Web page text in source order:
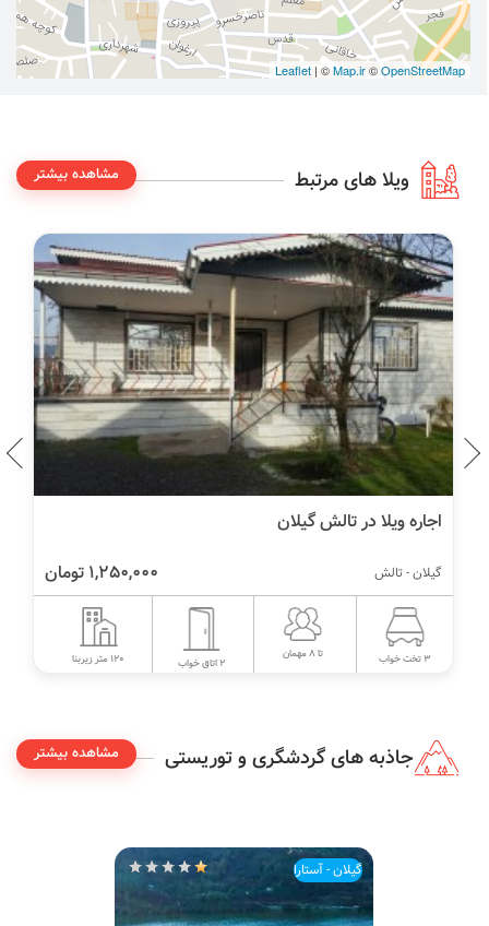
Leaflet | ©Map.ir©OpenStreetMap
ویلا های مرتبط مشاهده بیشتر
اجاره ویلا در تالش گیلان
1,250,000 تومان گیلان - تالش
3 تخت خواب تا 8 مهمان
2 اتاق خواب 120 متر زیربنا
جاذبه های گردشگری و توریستی مشاهده بیشتر
گیلان - آستارا